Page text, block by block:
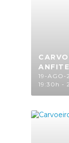
19-AGO-
19:30h -